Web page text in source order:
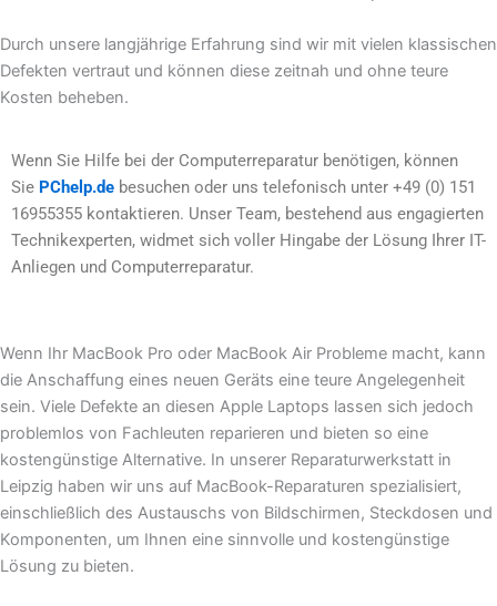
Durch unsere langjährige Erfahrung sind wir mit vielen klassischen
Defekten vertraut und können diese zeitnah und ohne teure
Kosten beheben.
Wenn Sie Hilfe bei der Computerreparatur benötigen, können
Sie PChelp.de besuchen oder uns telefonisch unter +49 (0) 151
16955355 kontaktieren. Unser Team, bestehend aus engagierten
Technikexperten, widmet sich voller Hingabe der Lösung Ihrer IT-
Anliegen und Computerreparatur.
Wenn Ihr MacBook Pro oder MacBook Air Probleme macht, kann
die Anschaffung eines neuen Geräts eine teure Angelegenheit
sein. Viele Defekte an diesen Apple Laptops lassen sich jedoch
problemlos von Fachleuten reparieren und bieten so eine
kostengünstige Alternative. In unserer Reparaturwerkstatt in
Leipzig haben wir uns auf MacBook-Reparaturen spezialisiert,
einschließlich des Austauschs von Bildschirmen, Steckdosen und
Komponenten, um Ihnen eine sinnvolle und kostengünstige
Lösung zu bieten.